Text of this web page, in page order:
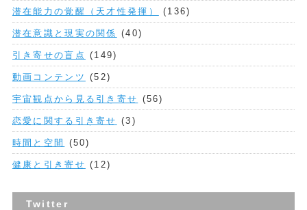
潜在能力の覚醒（天才性発揮） (136)
潜在意識と現実の関係 (40)
引き寄せの盲点 (149)
動画コンテンツ (52)
宇宙観点から見る引き寄せ (56)
恋愛に関する引き寄せ (3)
時間と空間 (50)
健康と引き寄せ (12)
Twitter